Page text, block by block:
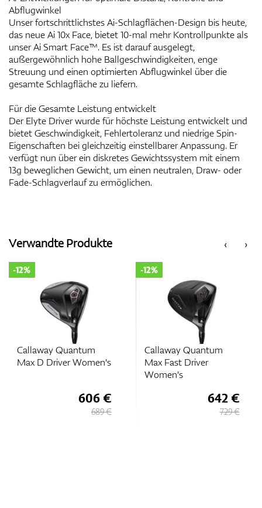
Abflugwinkel
Unser fortschrittlichstes Ai-Schlagflächen-Design bis heute,
das neue Ai 10x Face, bietet 10-mal mehr Kontrollpunkte als
unser Ai Smart Face™. Es ist darauf ausgelegt,
außergewöhnlich hohe Ballgeschwindigkeiten, enge
Streuung und einen optimierten Abflugwinkel über die
gesamte Schlagfläche zu liefern.
Für die Gesamte Leistung entwickelt
Der Elyte Driver wurde für höchste Leistung entwickelt und
bietet Geschwindigkeit, Fehlertoleranz und niedrige Spin-
Eigenschaften bei gleichzeitig einstellbarer Anpassung. Er
verfügt nun über ein diskretes Gewichtssystem mit einem
13g beweglichen Gewicht, um einen neutralen, Draw- oder
Fade-Schlagverlauf zu ermöglichen.
‹
Verwandte Produkte ›
Callaway Quantum
Max Fast Driver
-12%
642 €
729 €
Callaway Quantum
Max D Driver Women's
-12%
606 €
689 €